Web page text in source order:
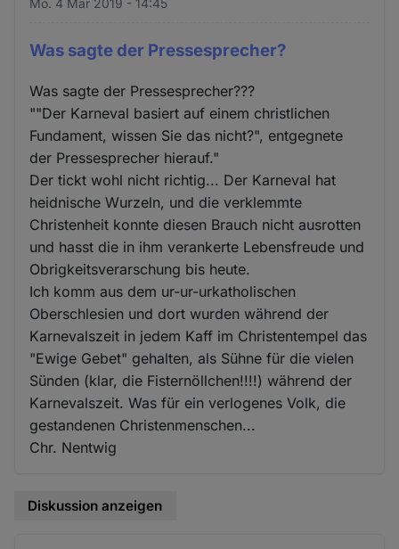
Mo. 4 Mär 2019 - 14:45
Was sagte der Pressesprecher?
Was sagte der Pressesprecher???
""Der Karneval basiert auf einem christlichen
Fundament, wissen Sie das nicht?", entgegnete
der Pressesprecher hierauf."
Der tickt wohl nicht richtig... Der Karneval hat
heidnische Wurzeln, und die verklemmte
Christenheit konnte diesen Brauch nicht ausrotten
und hasst die in ihm verankerte Lebensfreude und
Obrigkeitsverarschung bis heute.
Ich komm aus dem ur-ur-urkatholischen
Oberschlesien und dort wurden während der
Karnevalszeit in jedem Kaff im Christentempel das
"Ewige Gebet" gehalten, als Sühne für die vielen
Sünden (klar, die Fisternöllchen!!!!) während der
Karnevalszeit. Was für ein verlogenes Volk, die
gestandenen Christenmenschen...
Chr. Nentwig
Diskussion anzeigen